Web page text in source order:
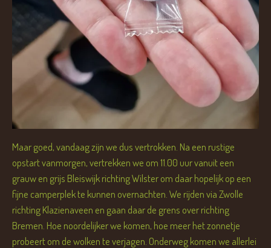
Maar goed, vandaag zijn we dus vertrokken. Na een rustige
opstart vanmorgen, vertrekken we om 11.00 uur vanuit een
grauw en grijs Bleiswijk richting Wilster om daar hopelijk op een
fijne camperplek te kunnen overnachten. We rijden via Zwolle
richting Klazienaveen en gaan daar de grens over richting
Bremen. Hoe noordelijker we komen, hoe meer het zonnetje
probeert om de wolken te verjagen. Onderweg komen we allerlei